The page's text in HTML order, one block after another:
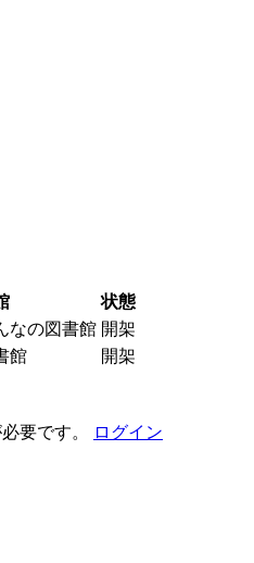
状態
なの図書館 開架
館
開架
要です。 ログイン